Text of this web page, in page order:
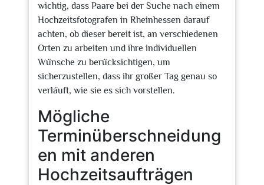
wichtig, dass Paare bei der Suche nach einem
Hochzeitsfotografen in Rheinhessen darauf
achten, ob dieser bereit ist, an verschiedenen
Orten zu arbeiten und ihre individuellen
Wünsche zu berücksichtigen, um
sicherzustellen, dass ihr großer Tag genau so
verläuft, wie sie es sich vorstellen.
Mögliche
Terminüberschneidung
en mit anderen
Hochzeitsaufträgen